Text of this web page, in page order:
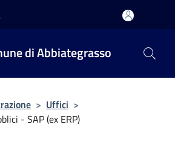
di Abbiategrasso
> Uffici >
- SAP (ex ERP)